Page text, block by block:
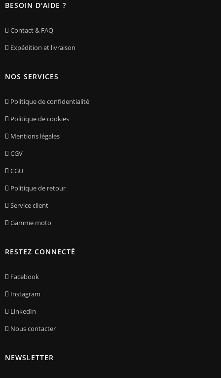
BESOIN D'AIDE ?
Contact & FAQ
Expédition et livraison
NOS SERVICES
Politique de confidentialité
Politique de cookies
Mentions légales
CGV
CGU
Politique de retour
Service client
Gamme moto
RESTEZ CONNECTÉ
Facebook
Instagram
LinkedIn
Nous contacter
NEWSLETTER